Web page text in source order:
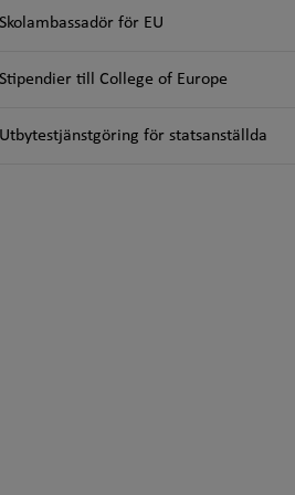
Skolambassadör för EU
Stipendier till College of Europe
Utbytestjänstgöring för statsanställda